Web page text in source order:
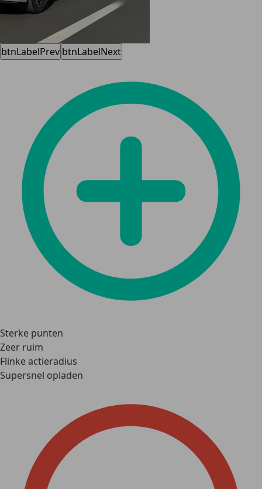
btnLabelPrev btnLabelNext
Sterke punten
Zeer ruim
Flinke actieradius
Supersnel opladen